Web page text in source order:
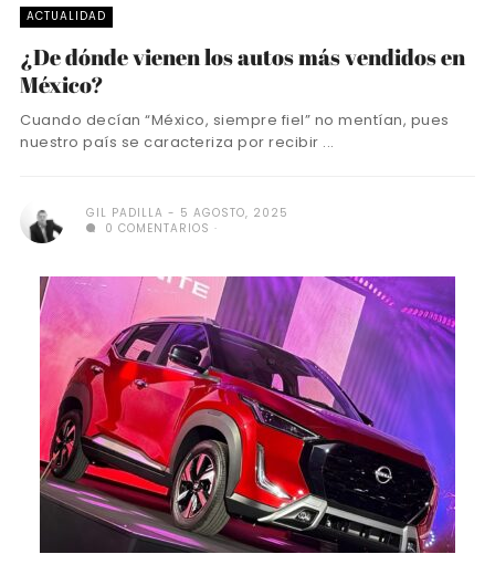
ACTUALIDAD
¿De dónde vienen los autos más vendidos en
México?
Cuando decían “México, siempre fiel” no mentían, pues
nuestro país se caracteriza por recibir ...
GIL PADILLA
5 AGOSTO, 2025
0 COMENTARIOS